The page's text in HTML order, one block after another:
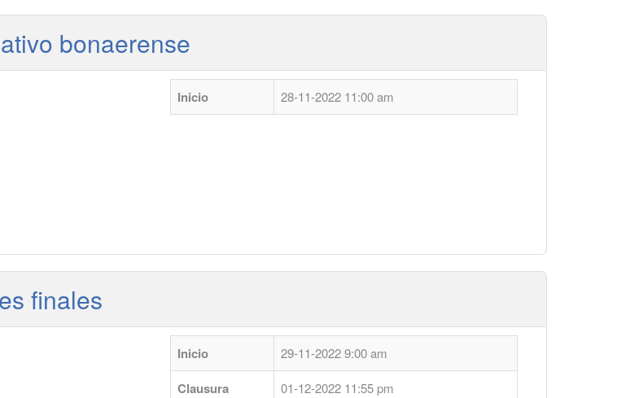
bonaerense
Inicio 28-11-2022 11:00 am
finales
Inicio 29-11-2022 9:00 am
Clausura 01-12-2022 11:55 pm